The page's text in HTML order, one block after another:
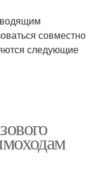
совместно
следующие